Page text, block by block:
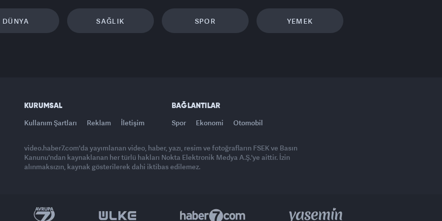
DÜNYA SAĞLIK SPOR YEMEK
KURUMSAL
Kullanım Şartları Reklam İletişim
BAĞLANTILAR
Spor Ekonomi Otomobil
video.haber7.com'da yayımlanan video, haber, yazı, resim ve fotoğrafların FSEK ve Basın
Kanunu'ndan kaynaklanan her türlü hakları Nokta Elektronik Medya A.Ş.'ye aittir. İzin
alınmaksızın, kaynak gösterilerek dahi iktibas edilemez.